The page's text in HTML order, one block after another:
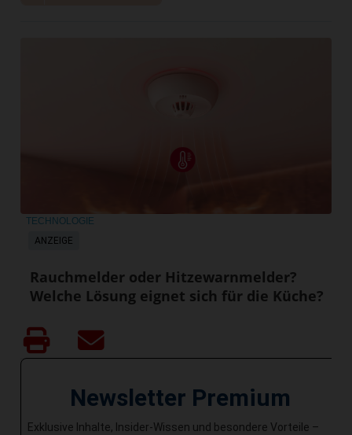
ANZEIGE
TECHNOLOGIE
Rauchmelder oder Hitzewarnmelder?
Welche Lösung eignet sich für die Küche?
Newsletter Premium
Exklusive Inhalte, Insider-Wissen und besondere Vorteile –